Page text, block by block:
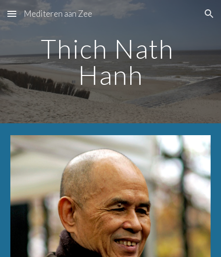
Skip to main content Skip to navigation
Mediteren aan Zee
Thich Nath
Hanh